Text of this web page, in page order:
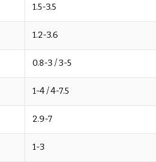
1.5-3.5
1.2-3.6
0.8-3 / 3-5
1-4 / 4-7.5
2.9-7
1-3